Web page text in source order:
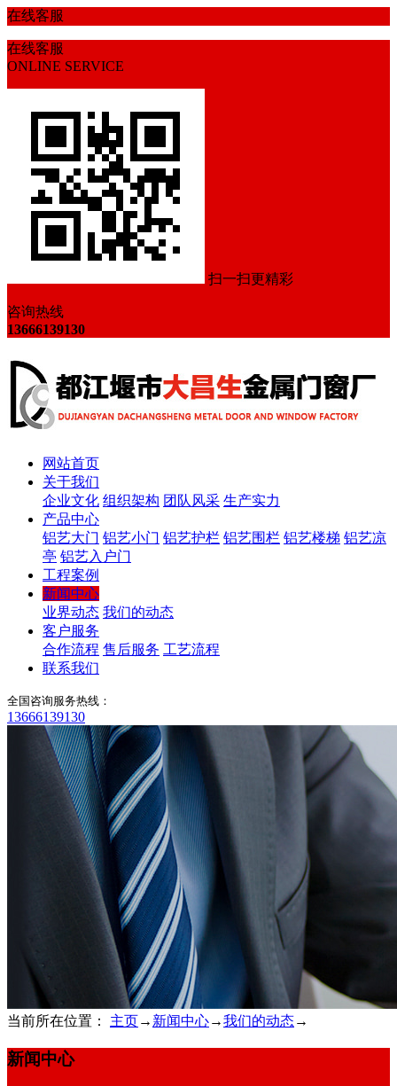
在线客服
在线客服
ONLINE SERVICE
扫一扫更精彩
咨询热线
13666139130
网站首页
关于我们
企业文化 组织架构 团队风采 生产实力
产品中心
铝艺大门 铝艺小门 铝艺护栏 铝艺围栏 铝艺楼梯 铝艺凉
亭 铝艺入户门
工程案例
新闻中心
业界动态 我们的动态
客户服务
合作流程 售后服务 工艺流程
联系我们
全国咨询服务热线：
13666139130
当前所在位置： 主页→ 新闻中心→我们的动态→
新闻中心